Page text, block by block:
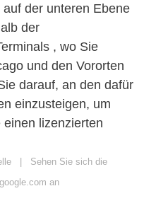
der unteren Ebene
der
, wo Sie
und den Vororten
darauf, an den dafür
einzusteigen, um
lizenzierten
| Sehen Sie sich die
an